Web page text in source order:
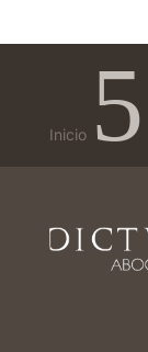
Inicio 5